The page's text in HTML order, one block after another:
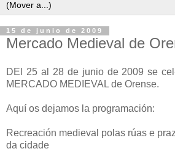
15 de junio de 2009
Mercado Medieval de
DEl 25 al 28 de junio de 2009 se
MERCADO MEDIEVAL de Orense.
Aquí os dejamos la programación:
Recreación medieval polas rúas e
da cidade